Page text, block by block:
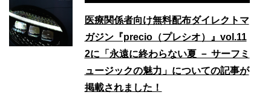
医療関係者向け無料配布ダイレクトマ
ガジン『precio（プレシオ）』vol.11
2に「永遠に終わらない夏 － サーフミ
ュージックの魅力」についての記事が
掲載されました！